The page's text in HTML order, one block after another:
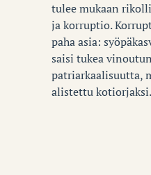
tulee mukaan
ja korruptio.
paha asia:
saisi tukea
patriarkaalisuutta,
alistettu kotiorjaksi.